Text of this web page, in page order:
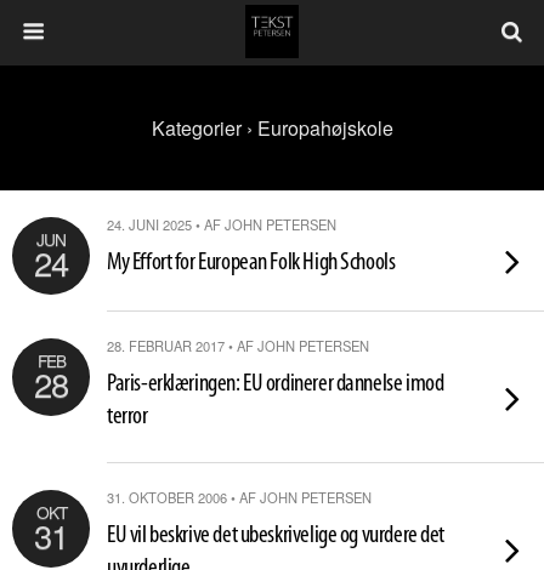
Kategorier › Europahøjskole
JUN
24
24. JUNI 2025 • AF JOHN PETERSEN
My Effort for European Folk High Schools
FEB
28
28. FEBRUAR 2017 • AF JOHN PETERSEN
Paris-erklæringen: EU ordinerer dannelse imod
terror
OKT
31
31. OKTOBER 2006 • AF JOHN PETERSEN
EU vil beskrive det ubeskrivelige og vurdere det